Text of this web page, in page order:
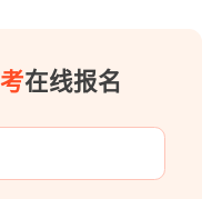
在线报名